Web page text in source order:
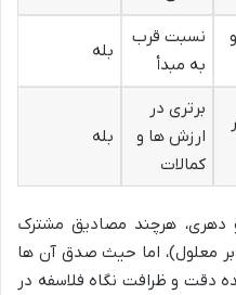
نسبت قرب
به مبدأ
بله
برتری در
ارزش ها و
کمالات
بله
دهری، هرچند مصادیق مشترک
معلول)، اما حیث صدق آن ها
دقت و ظرافت نگاه فلاسفه در